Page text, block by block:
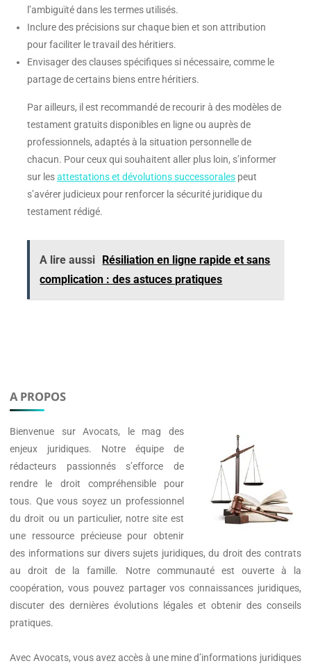
l’ambiguïté dans les termes utilisés.
Inclure des précisions sur chaque bien et son attribution
pour faciliter le travail des héritiers.
Envisager des clauses spécifiques si nécessaire, comme le
partage de certains biens entre héritiers.
Par ailleurs, il est recommandé de recourir à des modèles de
testament gratuits disponibles en ligne ou auprès de
professionnels, adaptés à la situation personnelle de
chacun. Pour ceux qui souhaitent aller plus loin, s’informer
sur lesattestations et dévolutions successoralespeut
s’avérer judicieux pour renforcer la sécurité juridique du
testament rédigé.
A lire aussi
Résiliation en ligne rapide et sans
complication : des astuces pratiques
A PROPOS
Bienvenue surAvocats, le mag des
enjeux juridiques. Notre équipe de
rédacteurs passionnés s’efforce de
rendre le droit compréhensible pour
tous. Que vous soyez un professionnel
du droit ou un particulier, notre site est
une ressource précieuse pour obtenir
des informations sur divers sujets juridiques, du droit des contrats
au droit de la famille. Notre communauté est ouverte à la
coopération, vous pouvez partager vos connaissances juridiques,
discuter des dernières évolutions légales et obtenir des conseils
pratiques.
Avec Avocats, vous avez accès à une mine d’informations juridiques